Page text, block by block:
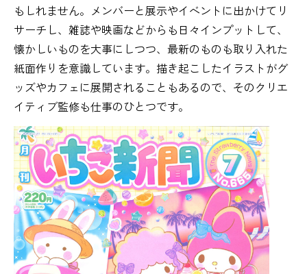
もしれません。メンバーと展示やイベントに出かけてリ
サーチし、雑誌や映画などからも日々インプットして、
懐かしいものを大事にしつつ、最新のものも取り入れた
紙面作りを意識しています。描き起こしたイラストがグ
ッズやカフェに展開されることもあるので、そのクリエ
イティブ監修も仕事のひとつです。